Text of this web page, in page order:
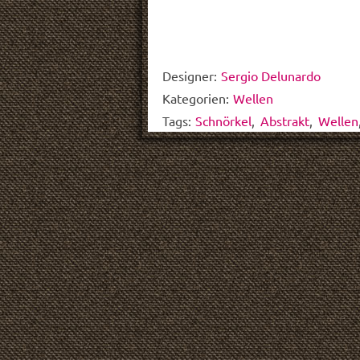
Designer: Sergio Delunardo
Kategorien: Wellen
Tags: Schnörkel Abstrakt Wellen